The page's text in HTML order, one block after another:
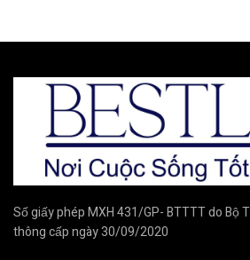
Số giấy phép MXH 431/GP- BTTTT do Bộ
thông cấp ngày 30/09/2020